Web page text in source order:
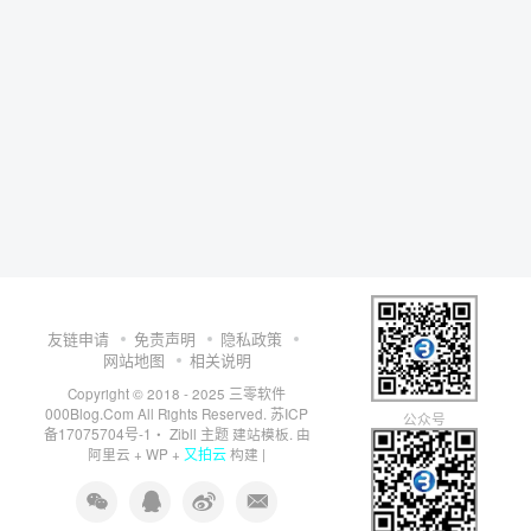
友链申请 免责声明
隐私政策
网站地图
相关说明
Copyright © 2018 - 2025 三零软件
000Blog.Com All Rights Reserved. 苏ICP
备17075704号-1 ・ Zibll 主题建站模板. 由
阿里云 + WP + 又拍云构建 |
公众号